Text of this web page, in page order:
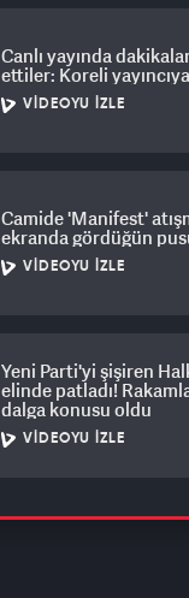
Canlı yayında
ettiler: Koreli
VIDEOYU İZLE
Camide 'Manifest'
ekranda gördüğün
VIDEOYU İZLE
Yeni Parti'yi şişiren
elinde patladı!
dalga konusu oldu
VIDEOYU İZLE